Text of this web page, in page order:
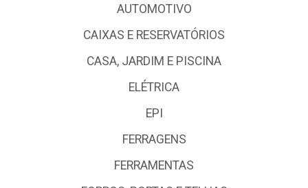
AUTOMOTIVO
CAIXAS E RESERVATÓRIOS
CASA, JARDIM E PISCINA
ELÉTRICA
EPI
FERRAGENS
FERRAMENTAS